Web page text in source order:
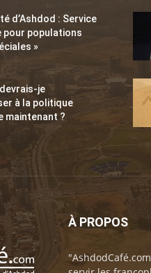
d’Ashdod : Service
pour populations
»
je
à la politique
maintenant ?
À PROPOS